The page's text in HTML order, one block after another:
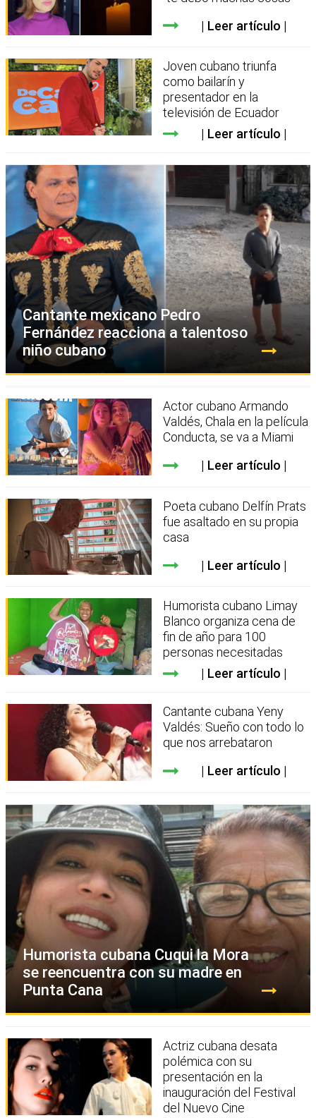
Leer artículo
Joven cubano triunfa
como bailarín y
presentador en la
televisión de Ecuador
Leer artículo
Cantante mexicano Pedro
Fernández reacciona a talentoso
niño cubano
Actor cubano Armando
Valdés, Chala en la película
Conducta, se va a Miami
Leer artículo
Poeta cubano Delfín Prats
fue asaltado en su propia
casa
Leer artículo
Humorista cubano Limay
Blanco organiza cena de
fin de año para 100
personas necesitadas
Leer artículo
Cantante cubana Yeny
Valdés: Sueño con todo lo
que nos arrebataron
Leer artículo
Humorista cubana Cuqui la Mora
se reencuentra con su madre en
Punta Cana
Actriz cubana desata
polémica con su
presentación en la
inauguración del Festival
del Nuevo Cine